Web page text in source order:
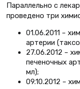
Параллельно с
проведено три
01.06.2011 –
артерии
27.06.2012 –
печеночных
мл);
09.10.2012 –